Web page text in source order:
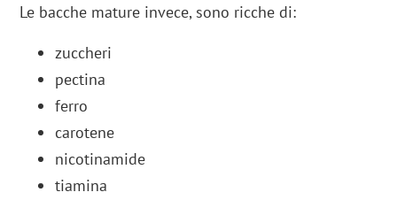
Le bacche mature invece, sono ricche di:
zuccheri
pectina
ferro
carotene
nicotinamide
tiamina